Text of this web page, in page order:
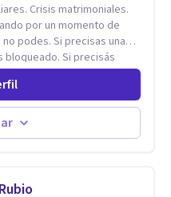
Crisis matrimoniales.
por un momento de
podes. Si precisas una
bloqueado. Si precisás
proyectos, objetivos,
te pasa no es tan
en adicciones y tu
pasando. No dudes
a resolver la situación que